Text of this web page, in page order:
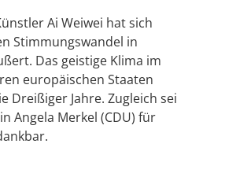
Ai Weiwei hat sich
Stimmungswandel in
Das geistige Klima im
europäischen Staaten
Dreißiger Jahre. Zugleich sei
Angela Merkel (CDU) für